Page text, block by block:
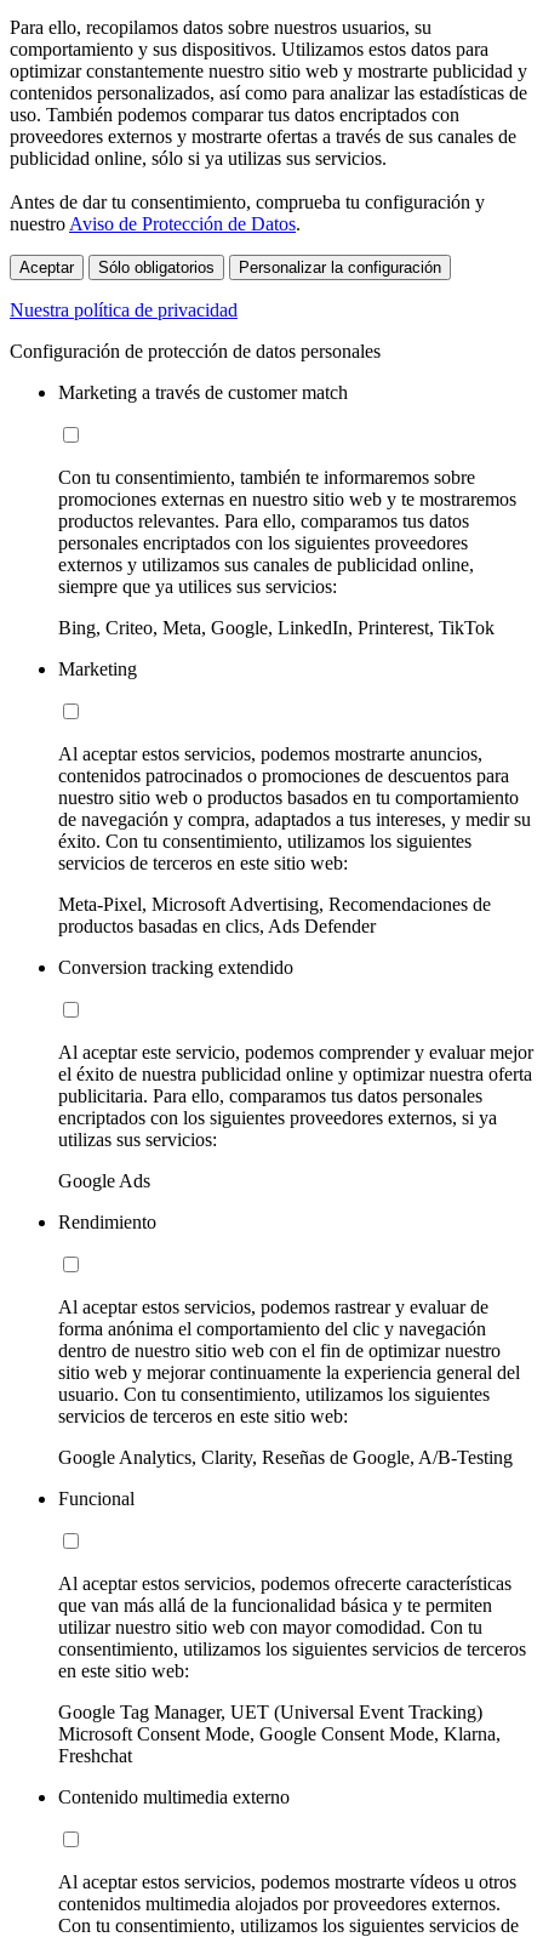
Para ello, recopilamos datos sobre nuestros usuarios, su
comportamiento y sus dispositivos. Utilizamos estos datos para
optimizar constantemente nuestro sitio web y mostrarte publicidad y
contenidos personalizados, así como para analizar las estadísticas de
uso. También podemos comparar tus datos encriptados con
proveedores externos y mostrarte ofertas a través de sus canales de
publicidad online, sólo si ya utilizas sus servicios.
Antes de dar tu consentimiento, comprueba tu configuración y
nuestro Aviso de Protección de Datos.
Aceptar Sólo obligatorios Personalizar la configuración
Nuestra política de privacidad
Configuración de protección de datos personales
Marketing a través de customer match
Con tu consentimiento, también te informaremos sobre
promociones externas en nuestro sitio web y te mostraremos
productos relevantes. Para ello, comparamos tus datos
personales encriptados con los siguientes proveedores
externos y utilizamos sus canales de publicidad online,
siempre que ya utilices sus servicios:
Bing, Criteo, Meta, Google, LinkedIn, Printerest, TikTok
Marketing
Al aceptar estos servicios, podemos mostrarte anuncios,
contenidos patrocinados o promociones de descuentos para
nuestro sitio web o productos basados en tu comportamiento
de navegación y compra, adaptados a tus intereses, y medir su
éxito. Con tu consentimiento, utilizamos los siguientes
servicios de terceros en este sitio web:
Meta-Pixel, Microsoft Advertising, Recomendaciones de
productos basadas en clics, Ads Defender
Conversion tracking extendido
Al aceptar este servicio, podemos comprender y evaluar mejor
el éxito de nuestra publicidad online y optimizar nuestra oferta
publicitaria. Para ello, comparamos tus datos personales
encriptados con los siguientes proveedores externos, si ya
utilizas sus servicios:
Google Ads
Rendimiento
Al aceptar estos servicios, podemos rastrear y evaluar de
forma anónima el comportamiento del clic y navegación
dentro de nuestro sitio web con el fin de optimizar nuestro
sitio web y mejorar continuamente la experiencia general del
usuario. Con tu consentimiento, utilizamos los siguientes
servicios de terceros en este sitio web:
Google Analytics, Clarity, Reseñas de Google, A/B-Testing
Funcional
Al aceptar estos servicios, podemos ofrecerte características
que van más allá de la funcionalidad básica y te permiten
utilizar nuestro sitio web con mayor comodidad. Con tu
consentimiento, utilizamos los siguientes servicios de terceros
en este sitio web:
Google Tag Manager, UET (Universal Event Tracking)
Microsoft Consent Mode, Google Consent Mode, Klarna,
Freshchat
Contenido multimedia externo
Al aceptar estos servicios, podemos mostrarte vídeos u otros
contenidos multimedia alojados por proveedores externos.
Con tu consentimiento, utilizamos los siguientes servicios de